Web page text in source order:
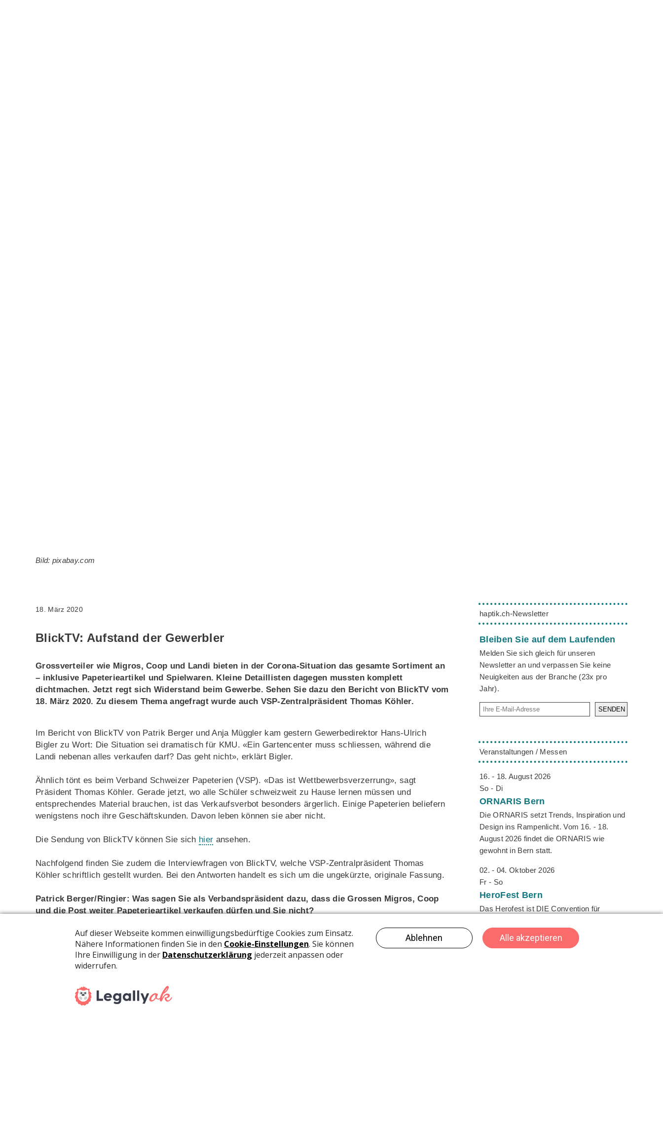
Bild: pixabay.com
18. März 2020
BlickTV: Aufstand der Gewerbler
Grossverteiler wie Migros, Coop und Landi bieten in der Corona-Situation das gesamte Sortiment an
– inklusive Papeterieartikel und Spielwaren. Kleine Detaillisten dagegen mussten komplett
dichtmachen. Jetzt regt sich Widerstand beim Gewerbe. Sehen Sie dazu den Bericht von BlickTV vom
18. März 2020. Zu diesem Thema angefragt wurde auch VSP-Zentralpräsident Thomas Köhler.
Im Bericht von BlickTV von Patrik Berger und Anja Müggler kam gestern Gewerbedirektor Hans-Ulrich
Bigler zu Wort: Die Situation sei dramatisch für KMU. «Ein Gartencenter muss schliessen, während die
Landi nebenan alles verkaufen darf? Das geht nicht», erklärt Bigler.
Ähnlich tönt es beim Verband Schweizer Papeterien (VSP). «Das ist Wettbewerbsverzerrung», sagt
Präsident Thomas Köhler. Gerade jetzt, wo alle Schüler schweizweit zu Hause lernen müssen und
entsprechendes Material brauchen, ist das Verkaufsverbot besonders ärgerlich. Einige Papeterien beliefern
wenigstens noch ihre Geschäftskunden. Davon leben können sie aber nicht.
Die Sendung von BlickTV können Sie sich hier ansehen.
Nachfolgend finden Sie zudem die Interviewfragen von BlickTV, welche VSP-Zentralpräsident Thomas
Köhler schriftlich gestellt wurden. Bei den Antworten handelt es sich um die ungekürzte, originale Fassung.
Patrick Berger/Ringier: Was sagen Sie als Verbandspräsident dazu, dass die Grossen Migros, Coop
und die Post weiter Papeterieartikel verkaufen dürfen und Sie nicht?
ganz klar zu einer Wettbewerbsverzerrung durch Bevorteilung gewisser Kanäle. Dies kann so nicht
akzeptiert werden. Auch machen bereits erste Firmen aktiv Werbung auf der Homepage für Papeterieartikel-
Sortimente mit Begründung Corona-Virus.»
«Unsere Mitglieder sind verunsichert. Es fehlen Informationen und dank der Spezifizierung von vorgestern
entstehen mehr Gerüchte und Unsicherheiten ob man nun offen haben darf oder nicht. Somit herrscht
haptik.ch-Newsletter
Bleiben Sie auf dem Laufenden
Melden Sie sich gleich für unseren
Newsletter an und verpassen Sie keine
Neuigkeiten aus der Branche (23x pro
Jahr).
SENDEN
Veranstaltungen / Messen
16. - 18. August 2026
So - Di
ORNARIS Bern
Die ORNARIS setzt Trends, Inspiration und
Design ins Rampenlicht. Vom 16. - 18.
August 2026 findet die ORNARIS wie
gewohnt in Bern statt.
02. - 04. Oktober 2026
Fr - So
HeroFest Bern
Das Herofest ist DIE Convention für
Schweiz - der Hotspot für alle, die digitale
und fantastische Welten lieben. Mit einer